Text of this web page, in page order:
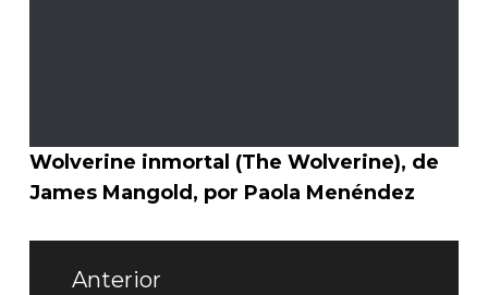
Wolverine inmortal (The Wolverine), de
James Mangold, por Paola Menéndez
Navegación
Anterior